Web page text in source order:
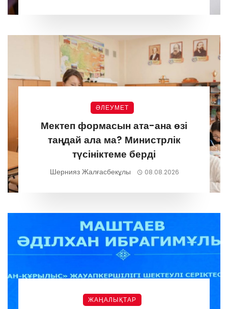
ӘЛЕУМЕТ
Мектеп формасын ата-ана өзі
таңдай ала ма? Министрлік
түсініктеме берді
Шернияз Жалғасбекұлы 08.08.2026
ЖАҢАЛЫҚТАР